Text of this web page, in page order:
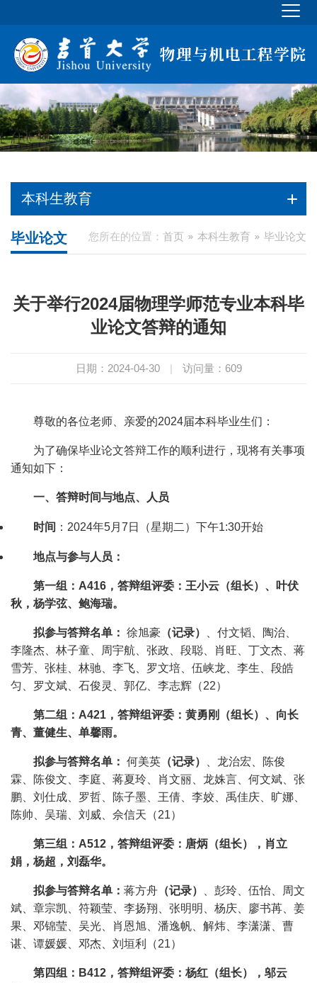
本科生教育
您所在的位置： 首页 本科生教育 毕业论文
毕业论文
关于举行2024届物理学师范专业本科毕
业论文答辩的通知
日期：2024-04-30 | 访问量： 609
尊敬的各位老师、亲爱的2024届本科毕业生们：
为了确保毕业论文答辩工作的顺利进行，现将有关事项
通知如下：
一、答辩时间与地点、人员
时间 ： 2024年5月 7 日（星期二）下午1:30开始
地点与参与人员：
第一组： A416 ，答辩组评委：王小云（组长）、叶伏
秋，杨学弦、鲍海瑞。
拟参与答辩名单： 徐旭豪 （记录）
、付文韬、陶治、
李隆杰、林子童、周宇航、张政、段聪、肖旺、丁文杰、蒋
雪芳、张桂、林驰、李飞、罗文培、伍峡龙、李生、段皓
匀、罗文斌、石俊灵、郭亿、李志辉（22）
第二组： A421 ，答辩组评委：黄勇刚（组长）、向长
青、董健生、单馨雨。
拟参与答辩名单： 何美英 （记录）
、龙治宏、陈俊
霖、陈俊文、李庭、蒋夏玲、肖文丽、龙姝言、何文斌、张
鹏、刘仕成、罗哲、陈子墨、王倩、李姣、禹佳庆、旷娜、
陈帅、吴瑞、刘威、佘信天（21）
第三组： A512 ，答辩组评委：唐炳（组长），肖立
娟，杨超，刘磊华。
拟参与答辩名单： 蒋方舟 （记录）
、彭玲、伍怡、周文
斌、章宗凯、符颖莹、李扬翔、张明明、杨庆、廖书苒、姜
果、邓锦莹、吴光、肖恩旭、潘逸帆、解炜、李潇潇、曹
谌、谭媛媛、邓杰、刘垣利（21）
第四组： B412 ，答辩组评委：杨红（组长），邬云